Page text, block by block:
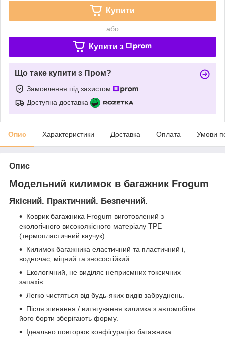
Купити
або
Купити з
Що таке купити з Пром?
Замовлення під захистом
Доступна доставка
Опис Характеристики Доставка Оплата Умови
Опис
Модельний килимок в багажник Frogum
Якісний. Практичний. Безпечний.
Коврик багажника Frogum виготовлений з
екологічного високоякісного матеріалу TPE
(термопластичний каучук).
Килимок багажника еластичний та пластичний і,
водночас, міцний та зносостійкий.
Екологічний, не виділяє неприємних токсичних
запахів.
Легко чистяться від будь-яких видів забруднень.
Після згинання / витягування килимка з автомобіля
його борти зберігають форму.
Ідеально повторює конфігурацію багажника.